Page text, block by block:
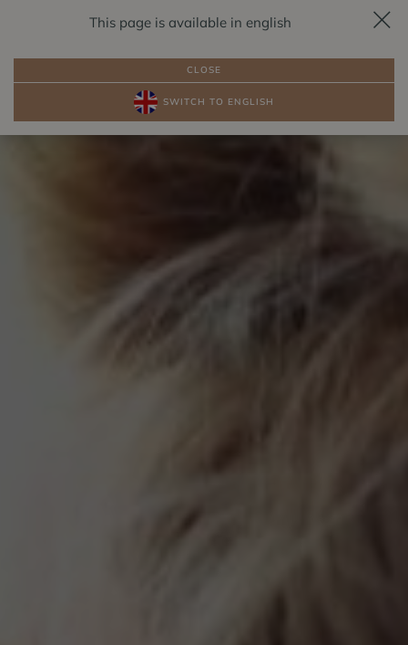
BALÍKY IZBY PRI JAZERE
This page is available in english
CLOSE
SWITCH TO ENGLISH